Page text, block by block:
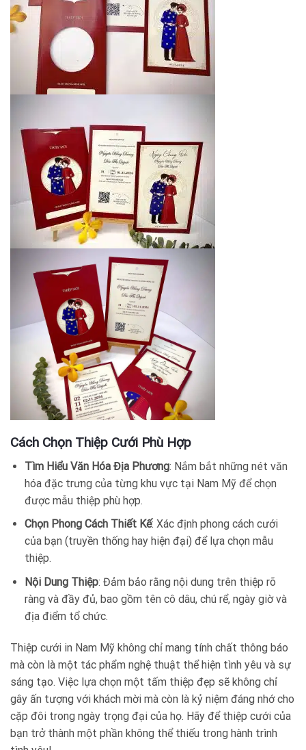
Cách Chọn Thiệp Cưới Phù Hợp
Tìm Hiểu Văn Hóa Địa Phương: Nắm bắt những nét văn
hóa đặc trưng của từng khu vực tại Nam Mỹ để chọn
được mẫu thiệp phù hợp.
Chọn Phong Cách Thiết Kế: Xác định phong cách cưới
của bạn (truyền thống hay hiện đại) để lựa chọn mẫu
thiệp.
Nội Dung Thiệp: Đảm bảo rằng nội dung trên thiệp rõ
ràng và đầy đủ, bao gồm tên cô dâu, chú rể, ngày giờ và
địa điểm tổ chức.
Thiệp cưới in Nam Mỹ không chỉ mang tính chất thông báo
mà còn là một tác phẩm nghệ thuật thể hiện tình yêu và sự
sáng tạo. Việc lựa chọn một tấm thiệp đẹp sẽ không chỉ
gây ấn tượng với khách mời mà còn là kỷ niệm đáng nhớ cho
cặp đôi trong ngày trọng đại của họ. Hãy để thiệp cưới của
bạn trở thành một phần không thể thiếu trong hành trình